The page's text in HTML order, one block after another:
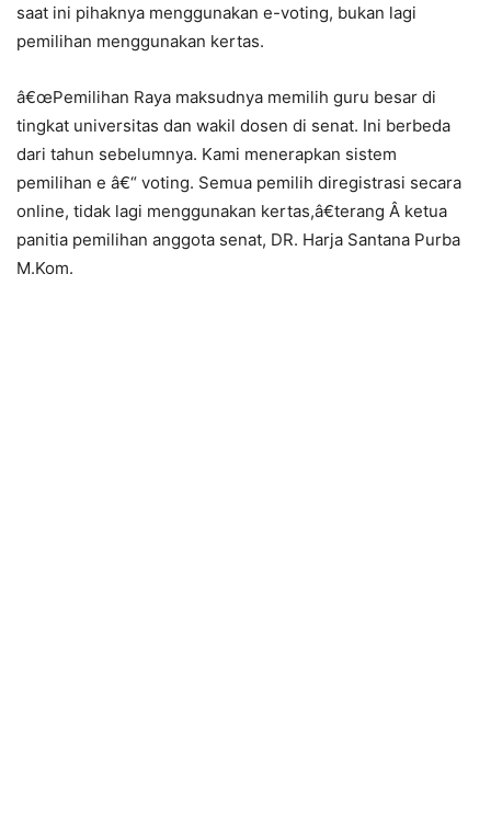
saat ini pihaknya menggunakan e-voting, bukan lagi
pemilihan menggunakan kertas.
â€œPemilihan Raya maksudnya memilih guru besar di
tingkat universitas dan wakil dosen di senat. Ini berbeda
dari tahun sebelumnya. Kami menerapkan sistem
pemilihan e â€“ voting. Semua pemilih diregistrasi secara
online, tidak lagi menggunakan kertas,â€terang Â ketua
panitia pemilihan anggota senat, DR. Harja Santana Purba
M.Kom.